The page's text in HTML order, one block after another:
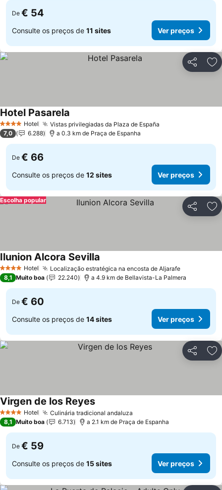
De € 54
Consulte os preços de 11 sites Ver preços
Partilhar
4 EstrelasHotel Vistas privilegiadas da Plaza de España
Hotel Pasarela
7,0 6.288 a 0.3 km de Praça de Espanha
De € 66
Consulte os preços de 12 sites Ver preços
Partilhar
Escolha popular
4 EstrelasHotel Localização estratégica na encosta de AljarafeVer preços
Ilunion Alcora Sevilla
8,1 Muito boa 22.240 a 4.9 km de Bellavista-La Palmera
De € 60
Consulte os preços de 14 sites Ver preços
Partilhar
4 EstrelasHotel Culinária tradicional andaluza
Virgen de los ReyesVer preços
8,1 Muito boa 6.713 a 2.1 km de Praça de Espanha
De € 59
Consulte os preços de 15 sites Ver preços